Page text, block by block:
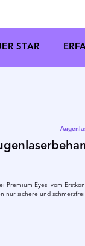
STAR
Premium Eyes: vom
nur sichere und